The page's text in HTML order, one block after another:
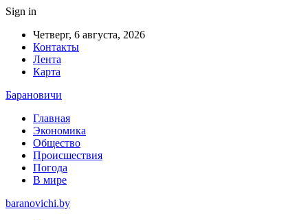
Sign in
Четверг, 6 августа, 2026
Контакты
Лента
Карта
Барановичи
Главная
Экономика
Общество
Происшествия
Погода
В мире
baranovichi.by